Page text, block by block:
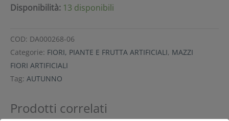
Disponibilità: 13 disponibili
COD: DA000268-06
Categorie: FIORI, PIANTE E FRUTTA ARTIFICIALI, MAZZI
FIORI ARTIFICIALI
Tag: AUTUNNO
Prodotti correlati